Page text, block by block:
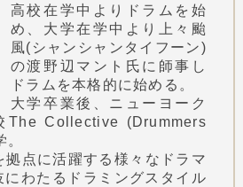
高校在学中よりドラムを始
め、大学在学中より上々颱
風(シャンシャンタイフーン)
の渡野辺マント氏に師事し
ドラムを本格的に始める。
大学卒業後、ニューヨーク
Collective (Drummers
点に活躍する様々なドラマ
にわたるドラミングスタイル